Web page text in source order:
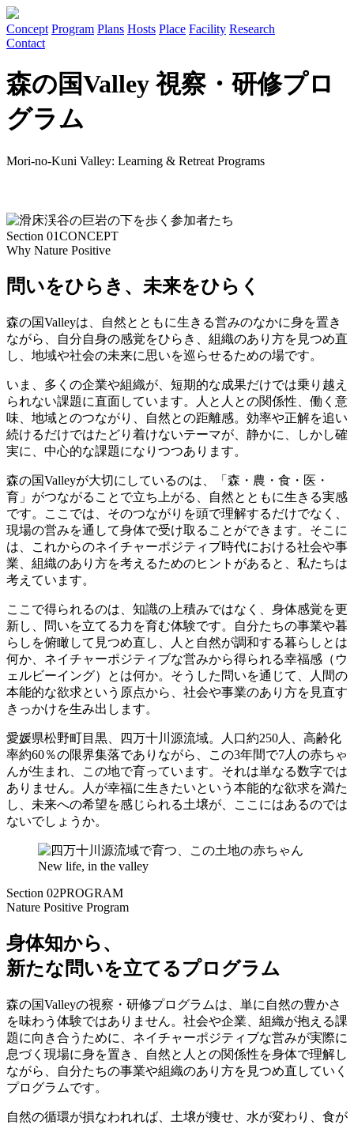
Concept Program Plans Hosts Place Facility Research
Contact
森の国Valley 視察・研修プロ
グラム
Mori-no-Kuni Valley: Learning & Retreat Programs
Section 01CONCEPT
Why Nature Positive
問いをひらき、未来をひらく
森の国Valleyは、自然とともに生きる営みのなかに身を置き
ながら、自分自身の感覚をひらき、組織のあり方を見つめ直
し、地域や社会の未来に思いを巡らせるための場です。
いま、多くの企業や組織が、短期的な成果だけでは乗り越え
られない課題に直面しています。人と人との関係性、働く意
味、地域とのつながり、自然との距離感。効率や正解を追い
続けるだけではたどり着けないテーマが、静かに、しかし確
実に、中心的な課題になりつつあります。
森の国Valleyが大切にしているのは、「森・農・食・医・
育」がつながることで立ち上がる、自然とともに生きる実感
です。ここでは、そのつながりを頭で理解するだけでなく、
現場の営みを通して身体で受け取ることができます。そこに
は、これからのネイチャーポジティブ時代における社会や事
業、組織のあり方を考えるためのヒントがあると、私たちは
考えています。
ここで得られるのは、知識の上積みではなく、身体感覚を更
新し、問いを立てる力を育む体験です。自分たちの事業や暮
らしを俯瞰して見つめ直し、人と自然が調和する暮らしとは
何か、ネイチャーポジティブな営みから得られる幸福感（ウ
ェルビーイング）とは何か。そうした問いを通じて、人間の
本能的な欲求という原点から、社会や事業のあり方を見直す
きっかけを生み出します。
愛媛県松野町目黒、四万十川源流域。人口約250人、高齢化
率約60％の限界集落でありながら、この3年間で7人の赤ちゃ
んが生まれ、この地で育っています。それは単なる数字では
ありません。人が幸福に生きたいという本能的な欲求を満た
し、未来への希望を感じられる土壌が、ここにはあるのでは
ないでしょうか。
New life, in the valley
Section 02PROGRAM
Nature Positive Program
身体知から、
新たな問いを立てるプログラム
森の国Valleyの視察・研修プログラムは、単に自然の豊かさ
を味わう体験ではありません。社会や企業、組織が抱える課
題に向き合うために、ネイチャーポジティブな営みが実際に
息づく現場に身を置き、自然と人との関係性を身体で理解し
ながら、自分たちの事業や組織のあり方を見つめ直していく
プログラムです。
自然の循環が損なわれれば、土壌が痩せ、水が変わり、食が